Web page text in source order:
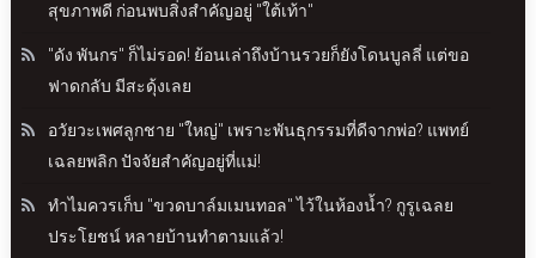
สุขภาพดี ก่อนพบสิ่งสำคัญอยู่ "ใต้เท้า"
"ดัง พันกร" ก็ไม่รอด! ย้อนเล่าถึงบ้านรวยก็ยังโดนบูลลี่ แต่ขอ
ฟาดกลับ มีสะดุ้งเลย
อวัยวะเพศลูกชาย "ใหญ่" เพราะพันธุกรรมที่ดีจากพ่อ? แพทย์
เฉลยพลิก ปัจจัยสำคัญอยู่ที่แม่!
ทำไมควรเก็บ "ขวดบาล์มเมนทอล" ไว้ในห้องน้ำ? กูรูเฉลย
ประโยชน์ หลายบ้านทำตามแล้ว!